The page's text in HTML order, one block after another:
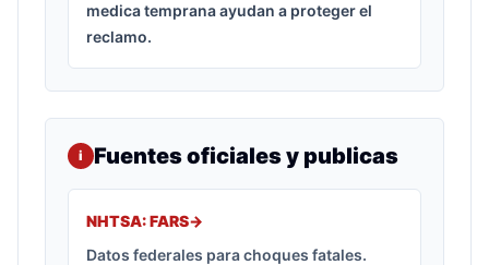
medica temprana ayudan a proteger el
reclamo.
i Fuentes oficiales y publicas
NHTSA: FARS->
Datos federales para choques fatales.